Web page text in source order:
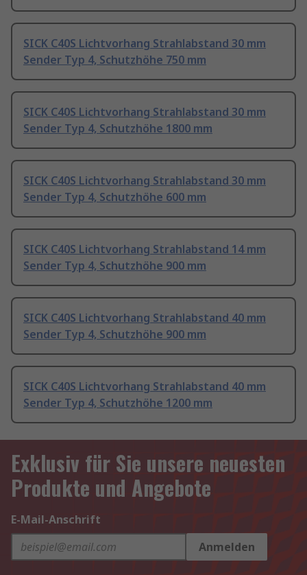
SICK C40S Lichtvorhang Strahlabstand 30 mm
Sender Typ 4, Schutzhöhe 750 mm
SICK C40S Lichtvorhang Strahlabstand 30 mm
Sender Typ 4, Schutzhöhe 1800 mm
SICK C40S Lichtvorhang Strahlabstand 30 mm
Sender Typ 4, Schutzhöhe 600 mm
SICK C40S Lichtvorhang Strahlabstand 14 mm
Sender Typ 4, Schutzhöhe 900 mm
SICK C40S Lichtvorhang Strahlabstand 40 mm
Sender Typ 4, Schutzhöhe 900 mm
SICK C40S Lichtvorhang Strahlabstand 40 mm
Sender Typ 4, Schutzhöhe 1200 mm
Exklusiv für Sie unsere neuesten
Produkte und Angebote
E-Mail-Anschrift
Anmelden